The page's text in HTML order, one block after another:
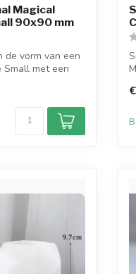
Magical
90x90 mm
de vorm van een
Small met een